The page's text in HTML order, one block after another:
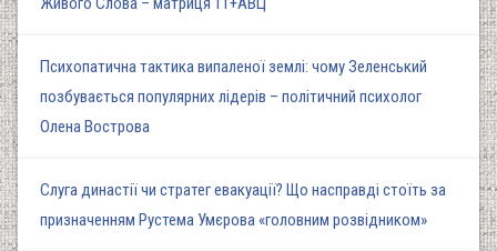
Психопатична тактика випаленої землі: чому Зеленський
позбувається популярних лідерів – політичний психолог
Олена Вострова
Слуга династії чи стратег евакуації? Що насправді стоїть за
призначенням Рустема Умєрова «головним розвідником»